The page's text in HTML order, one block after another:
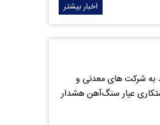
اخبار بیشتر
به شرکت های معدنی و
عیار سنگ‌آهن هشدار